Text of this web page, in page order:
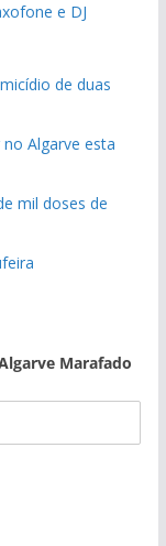
e DJ
de duas
Algarve esta
mil doses de
Marafado